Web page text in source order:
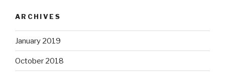
ARCHIVES
January 2019
October 2018